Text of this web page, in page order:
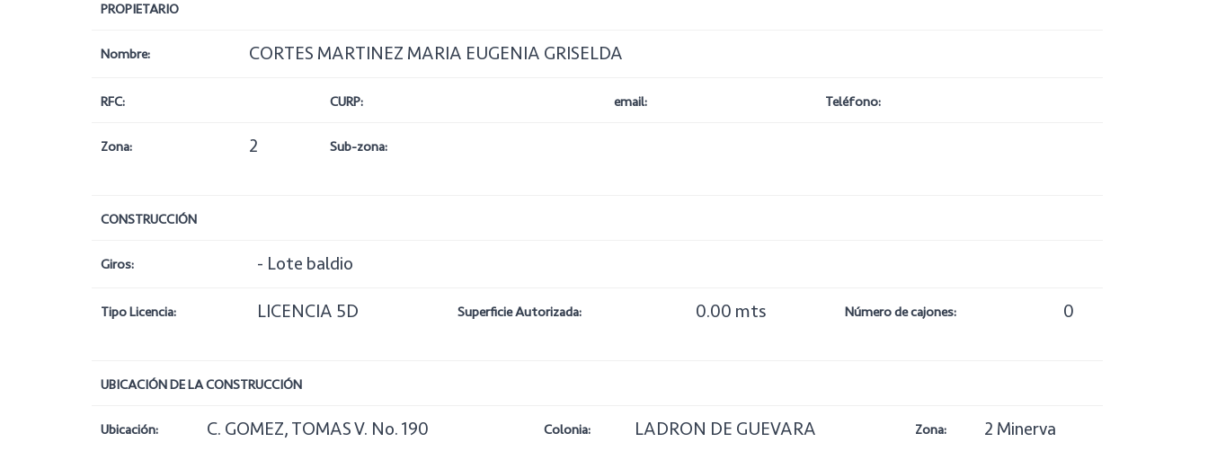
PROPIETARIO
Nombre: CORTES MARTINEZ MARIA EUGENIA GRISELDA
RFC: CURP: email: Teléfono:
Zona: 2 Sub-zona:
CONSTRUCCIÓN
Giros: - Lote baldio
Tipo Licencia: LICENCIA 5D Superficie Autorizada: 0.00 mts Número de cajones: 0
UBICACIÓN DE LA CONSTRUCCIÓN
Ubicación: C. GOMEZ, TOMAS V. No. 190 Colonia: LADRON DE GUEVARA Zona: 2 Minerva